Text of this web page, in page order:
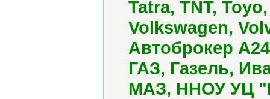
Tatra, TNT,
Volkswagen,
Автоброкер
ГАЗ, Газель,
МАЗ, ННОУ УЦ